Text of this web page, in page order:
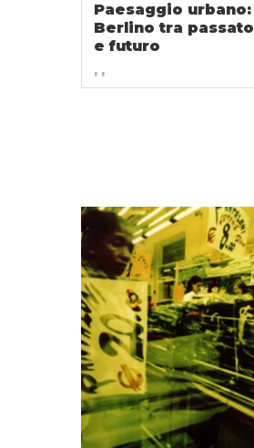
Paesaggio urbano:
Berlino tra passato
e futuro
, ,